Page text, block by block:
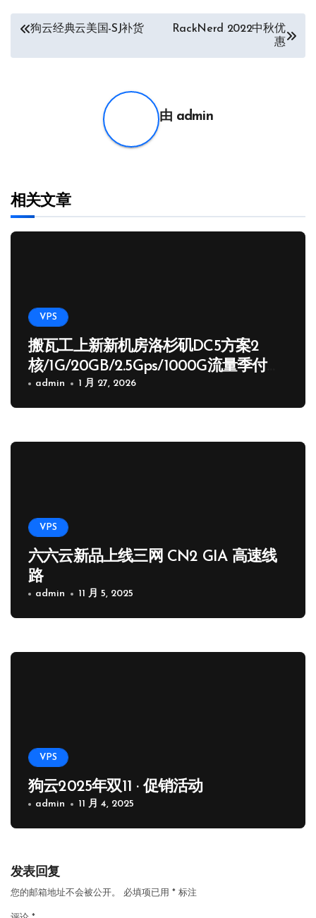
文 狗云经典云美国-SJ补货
RackNerd 2022中秋优
惠
由 admin
相关文章
VPS
搬瓦工上新新机房洛杉矶DC5方案2
核/1G/20GB/2.5Gps/1000G流量季付
65.89 USD
admin 1 月 27, 2026
VPS
六六云新品上线三网 CN2 GIA 高速线
路
admin 11 月 5, 2025
VPS
狗云2025年双11 · 促销活动
admin 11 月 4, 2025
发表回复
您的邮箱地址不会被公开。 必填项已用 * 标注